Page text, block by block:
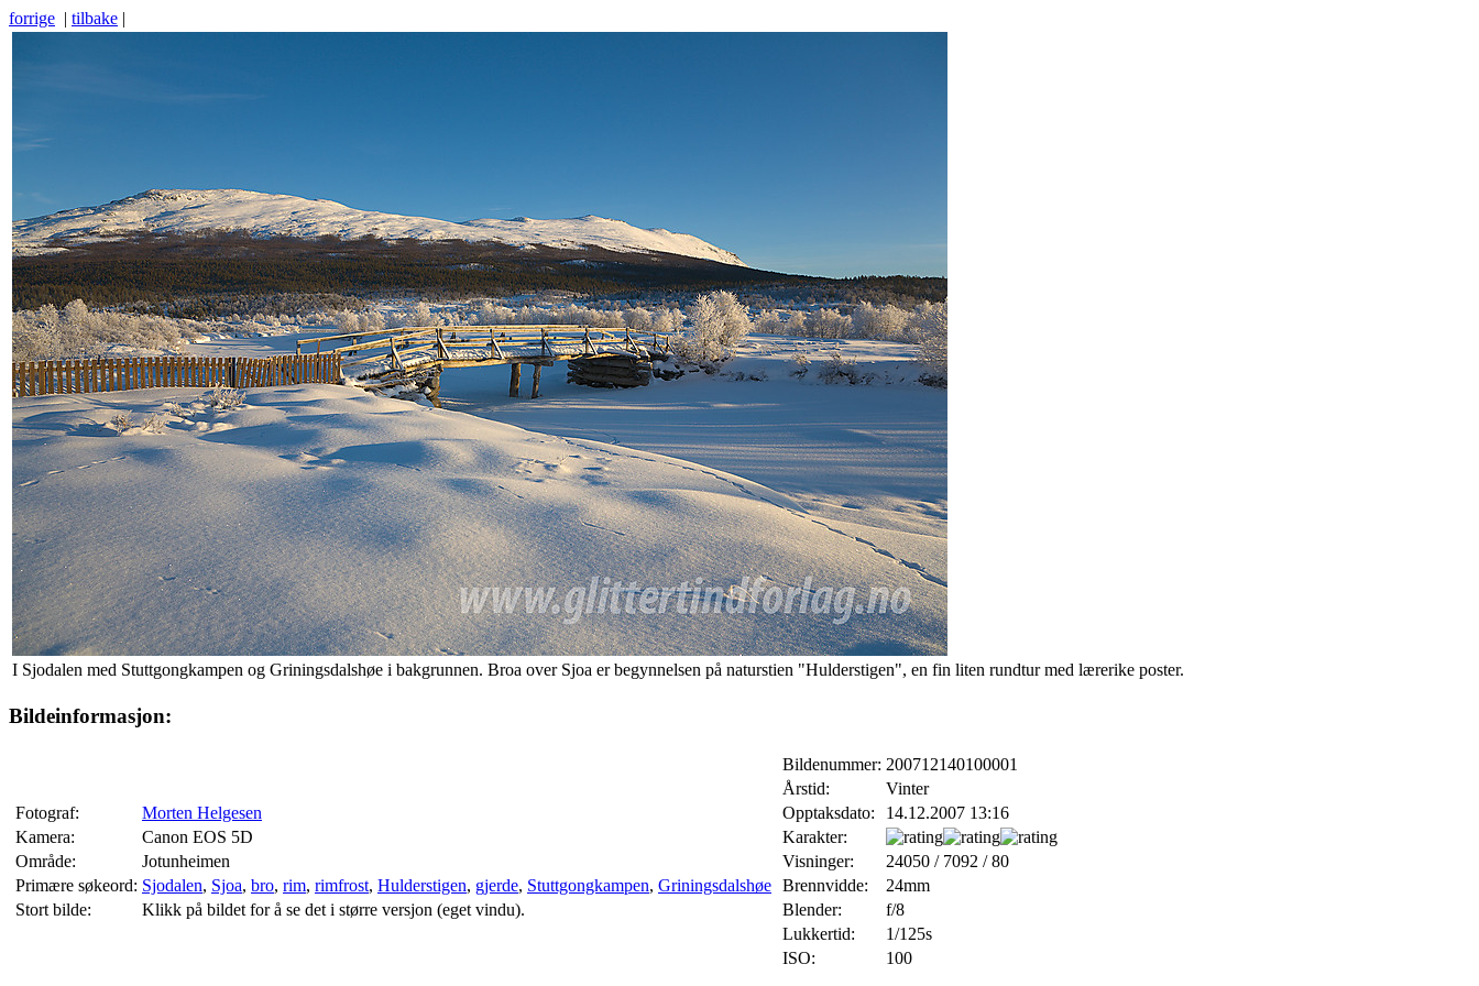
forrige | tilbake |
I Sjodalen med Stuttgongkampen og Griningsdalshøe i bakgrunnen. Broa over Sjoa er begynnelsen på naturstien "Hulderstigen", en fin liten rundtur med lærerike poster.
Bildeinformasjon:
Fotograf:
Morten Helgesen
Kamera:
Canon EOS 5D
Område:
Jotunheimen
Primære søkeord: Sjodalen, Sjoa, bro, rim, rimfrost, Hulderstigen, gjerde, Stuttgongkampen, Griningsdalshøe
Stort bilde:
Klikk på bildet for å se det i større versjon (eget vindu).
Bildenummer: 200712140100001
Årstid:
Vinter
Opptaksdato:
14.12.2007 13:16
Karakter:
Visninger:
24050 / 7092 / 80
Brennvidde:
24mm
Blender:
f/8
Lukkertid:
1/125s
ISO:
100